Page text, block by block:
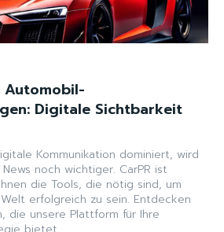
Digitale Sichtbarkeit
Kommunikation dominiert, wird
noch wichtiger. CarPR ist
die Tools, die nötig sind, um
erfolgreich zu sein. Entdecken
die unsere Plattform für Ihre